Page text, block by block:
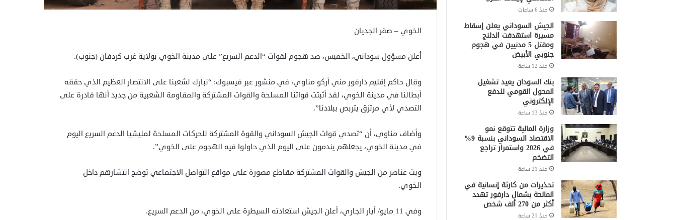
الخوي – صقر الجديان
أعلن مسؤول سوداني، الخميس، صد هجوم لقوات “الدعم السريع” على مدينة الخوي بولاية غرب كردفان (جنوب).
وقال حاكم إقليم دارفور مني أركو مناوي، في منشور عبر فيسبوك: “نبارك لشعبنا على الانتصار العظيم الذي حققه
أبطالنا في مدينة الخوي، لقد أثبتت قواتنا المسلحة والقوات المشتركة والمقاومة الشعبية من جديد أنها قادرة على
التصدي لأي مرتزق يتربص ببلادنا”.
وأضاف مناوي، أن “تصدي قوات الجيش السوداني والقوة المشتركة للحركات المسلحة لمليشيا الدعم السريع اليوم
في مدينة الخوي، يجعلهم يندمون على اليوم الذي حاولوا فيه الهجوم على الخوي”.
وبث عناصر من الجيش والقوات المشتركة مقاطع مصورة على مواقع التواصل الاجتماعي توضح انتشارهم داخل
الخوي.
وفي 11 مايو/ أيار الجاري، أعلن الجيش استعادته السيطرة على الخوي، من الدعم السريع.
منذ 6 ساعات
الجيش السوداني يعلن إسقاط
مسيرة استهدفت الدلنج
ومقتل 5 مدنيين في هجوم
جنوبي الأبيض
منذ 12 ساعة
بنك السودان يعيد تشغيل
المحول القومي للدفع
الإلكتروني
منذ 13 ساعة
وزارة المالية تتوقع نمو
الاقتصاد السوداني بنسبة 9%
في 2026 واستمرار تراجع
التضخم
منذ 21 ساعة
تحذيرات من كارثة إنسانية في
المالحة بشمال دارفور تهدد
أكثر من 270 ألف شخص
منذ 21 ساعة